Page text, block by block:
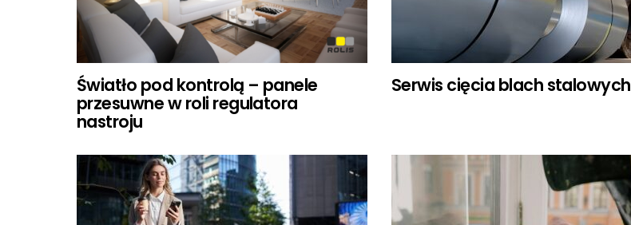
Światło pod kontrolą – panele
przesuwne w roli regulatora
nastroju
Serwis cięcia blach stalowych